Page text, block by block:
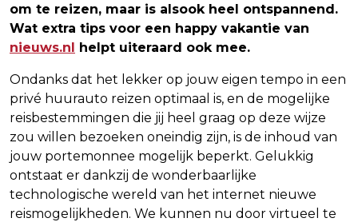
om te reizen, maar is alsook heel ontspannend.
Wat extra tips voor een happy vakantie van
nieuws.nl helpt uiteraard ook mee.
Ondanks dat het lekker op jouw eigen tempo in een
privé huurauto reizen optimaal is, en de mogelijke
reisbestemmingen die jij heel graag op deze wijze
zou willen bezoeken oneindig zijn, is de inhoud van
jouw portemonnee mogelijk beperkt. Gelukkig
ontstaat er dankzij de wonderbaarlijke
technologische wereld van het internet nieuwe
reismogelijkheden. We kunnen nu door virtueel te